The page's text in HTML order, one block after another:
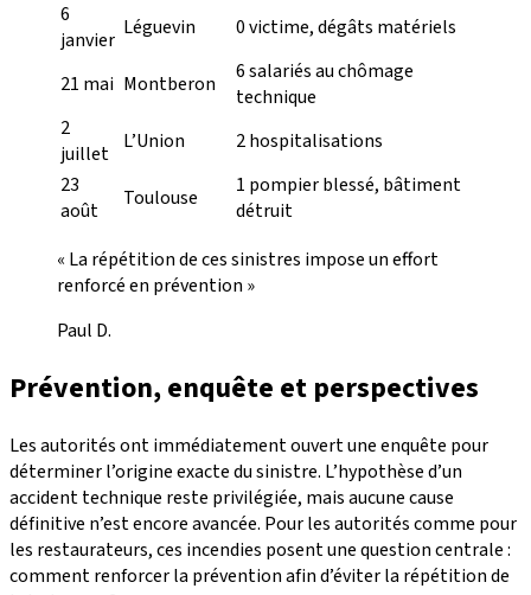
6
janvier Léguevin 0 victime, dégâts matériels
21 mai Montberon
6 salariés au chômage
technique
2
juillet L’Union
2 hospitalisations
23
août
Toulouse
1 pompier blessé, bâtiment
détruit
« La répétition de ces sinistres impose un effort
renforcé en prévention »
Paul D.
Prévention, enquête et perspectives
Les autorités ont immédiatement ouvert une enquête pour
déterminer l’origine exacte du sinistre. L’hypothèse d’un
accident technique reste privilégiée, mais aucune cause
définitive n’est encore avancée. Pour les autorités comme pour
les restaurateurs, ces incendies posent une question centrale :
comment renforcer la prévention afin d’éviter la répétition de